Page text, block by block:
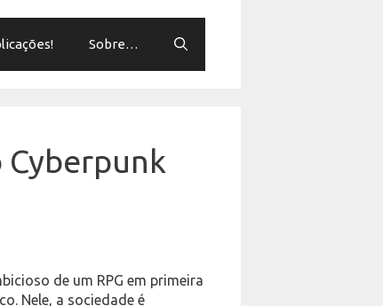
Sobre…
Cyberpunk
de um RPG em primeira
Nele, a sociedade é